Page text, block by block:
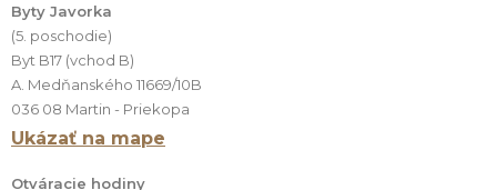
Byty Javorka
(5. poschodie)
Byt B17 (vchod B)
A. Medňanského 11669/10B
036 08 Martin - Priekopa
Ukázať na mape
Otváracie hodiny